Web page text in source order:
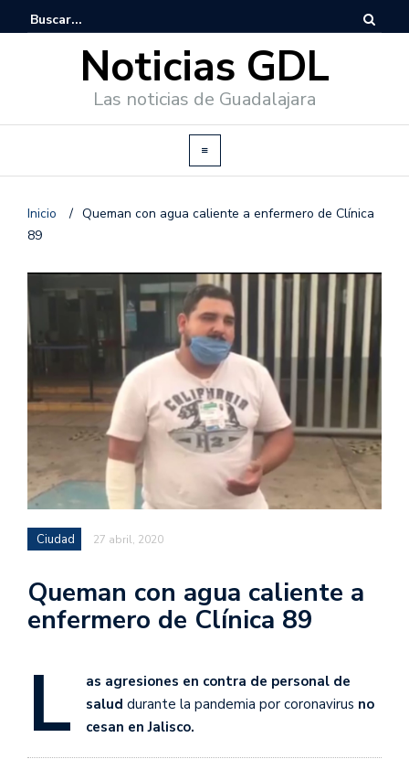
Noticias GDL
Las noticias de Guadalajara
Inicio / Queman con agua caliente a enfermero de Clínica
89
Ciudad 27 abril, 2020
Queman con agua caliente a
enfermero de Clínica 89
L
as agresiones en contra de personal de
salud durante la pandemia por coronavirus no
cesan en Jalisco.